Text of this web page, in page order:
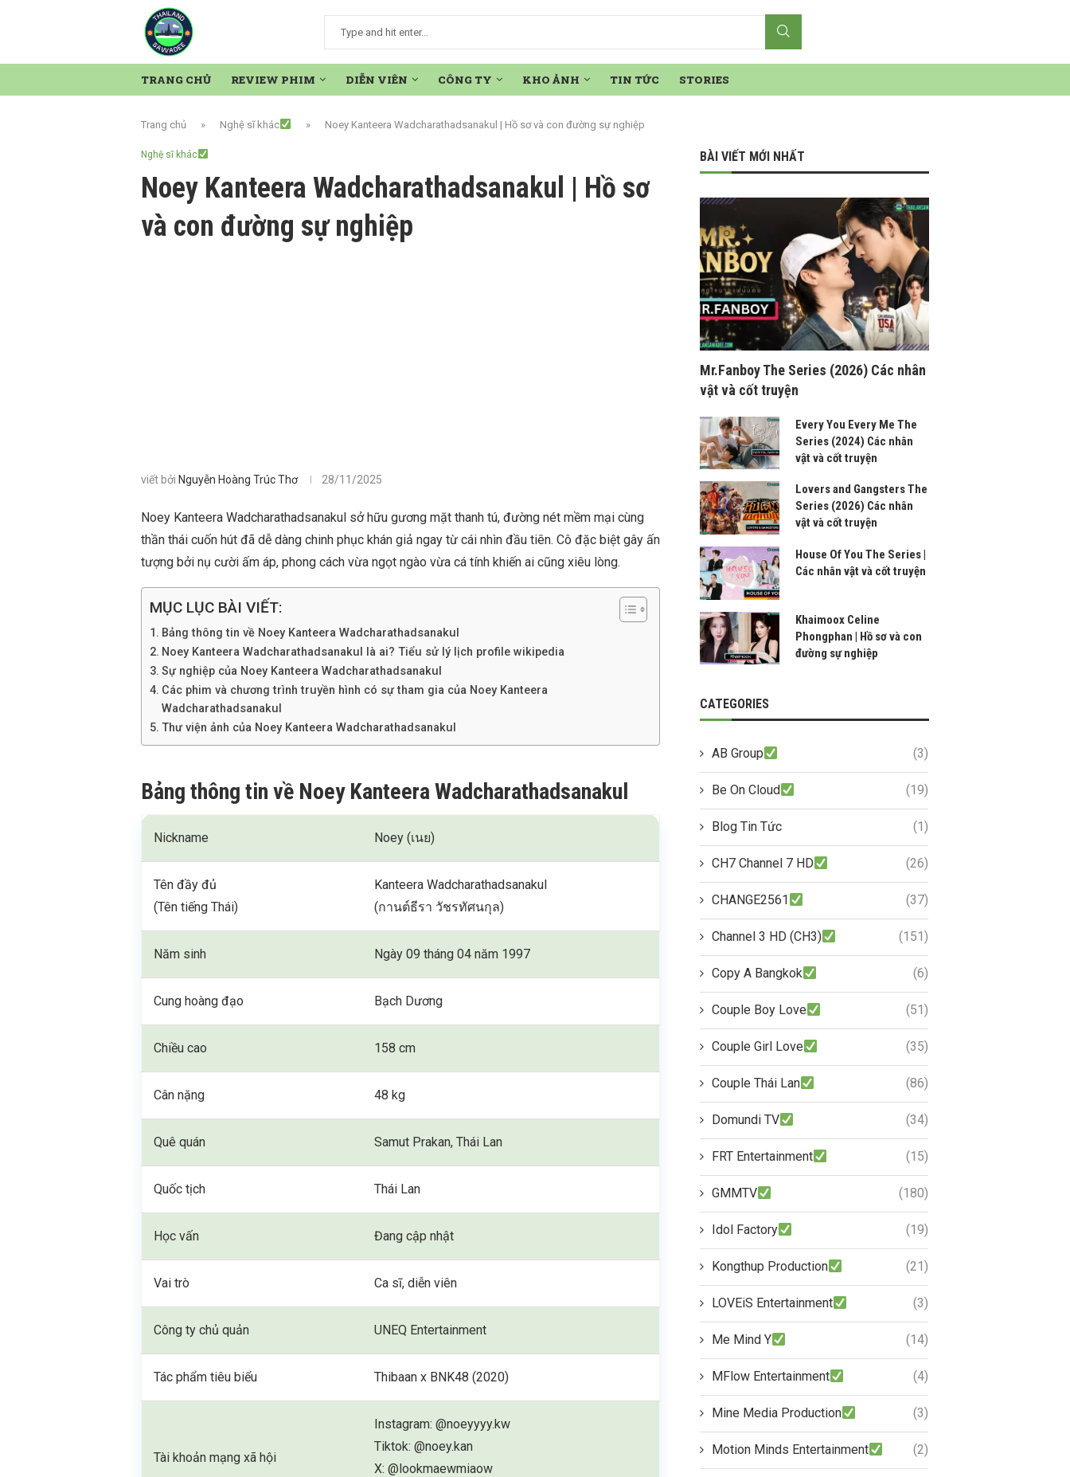
TRANG CHỦ REVIEW PHIM DIỄN VIÊN CÔNG TY KHO ẢNH TIN TỨC STORIES
Trang chủ » Nghệ sĩ khác » Noey Kanteera Wadcharathadsanakul | Hồ sơ và con đường sự nghiệp
Nghệ sĩ khác
Noey Kanteera Wadcharathadsanakul | Hồ sơ
và con đường sự nghiệp
viết bởi Nguyễn Hoàng Trúc Thơ 28/11/2025
Noey Kanteera Wadcharathadsanakul sở hữu gương mặt thanh tú, đường nét mềm mại cùng
thần thái cuốn hút đã dễ dàng chinh phục khán giả ngay từ cái nhìn đầu tiên. Cô đặc biệt gây ấn
tượng bởi nụ cười ấm áp, phong cách vừa ngọt ngào vừa cá tính khiến ai cũng xiêu lòng.
MỤC LỤC BÀI VIẾT:
Bảng thông tin về Noey Kanteera Wadcharathadsanakul
Noey Kanteera Wadcharathadsanakul là ai? Tiểu sử lý lịch profile wikipedia
Sự nghiệp của Noey Kanteera Wadcharathadsanakul
Các phim và chương trình truyền hình có sự tham gia của Noey Kanteera
Wadcharathadsanakul
Thư viện ảnh của Noey Kanteera Wadcharathadsanakul
Bảng thông tin về Noey Kanteera Wadcharathadsanakul
Nickname Noey (เนย)
Tên đầy đủ
(Tên tiếng Thái)
Kanteera Wadcharathadsanakul
(กานต์ธีรา วัชรทัศนกุล)
Năm sinh Ngày 09 tháng 04 năm 1997
Cung hoàng đạo Bạch Dương
Chiều cao 158 cm
Cân nặng 48 kg
Quê quán Samut Prakan, Thái Lan
Quốc tịch Thái Lan
Học vấn Đang cập nhật
Vai trò Ca sĩ, diễn viên
Công ty chủ quản UNEQ Entertainment
Tác phẩm tiêu biểu Thibaan x BNK48 (2020)
Tài khoản mạng xã hội
Instagram: @noeyyyy.kw
Tiktok: @noey.kan
X: @lookmaewmiaow
BÀI VIẾT MỚI NHẤT
Mr.Fanboy The Series (2026) Các nhân
vật và cốt truyện
Every You Every Me The
Series (2024) Các nhân
vật và cốt truyện
Lovers and Gangsters The
Series (2026) Các nhân
vật và cốt truyện
House Of You The Series |
Các nhân vật và cốt truyện
Khaimoox Celine
Phongphan | Hồ sơ và con
đường sự nghiệp
CATEGORIES
AB Group (3)
Be On Cloud (19)
Blog Tin Tức (1)
CH7 Channel 7 HD (26)
CHANGE2561 (37)
Channel 3 HD (CH3) (151)
Copy A Bangkok (6)
Couple Boy Love (51)
Couple Girl Love (35)
Couple Thái Lan (86)
Domundi TV (34)
FRT Entertainment (15)
GMMTV (180)
Idol Factory (19)
Kongthup Production (21)
LOVEiS Entertainment (3)
Me Mind Y (14)
MFlow Entertainment (4)
Mine Media Production (3)
Motion Minds Entertainment (2)